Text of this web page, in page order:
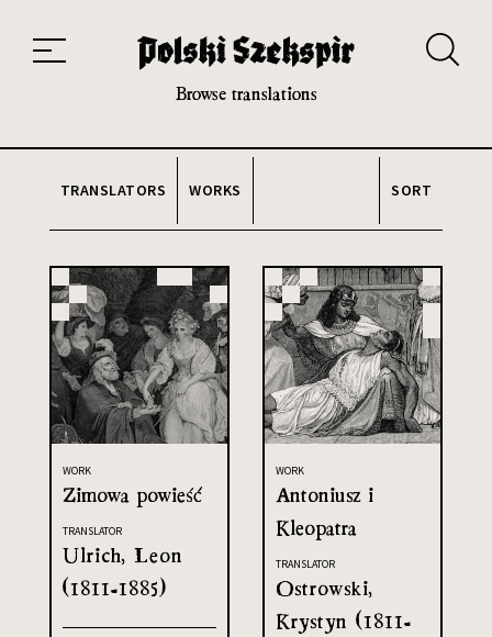
20th and 21st century module
Browse translations
TRANSLATORS WORKS SORT
WORK
Zimowa powieść
TRANSLATOR
Ulrich, Leon
(1811-1885)
WORK
Antoniusz i
Kleopatra
TRANSLATOR
Ostrowski,
Krystyn (1811-